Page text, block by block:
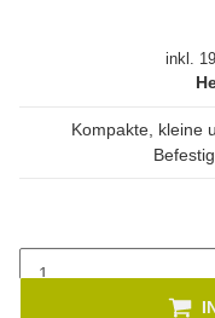
inkl.
Kompakte, kleine